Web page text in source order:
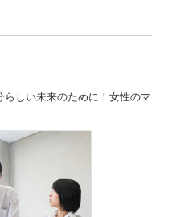
らしい未来のために！女性のマ